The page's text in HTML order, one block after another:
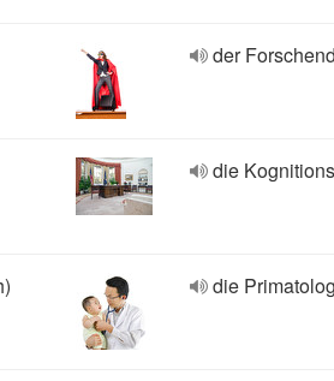
der
die
die